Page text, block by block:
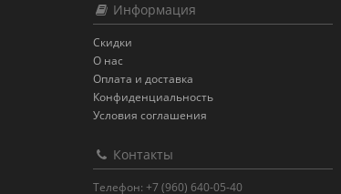
Информация
Скидки
О нас
Оплата и доставка
Конфиденциальность
Условия соглашения
Контакты
Телефон: +7 (960) 640-05-40